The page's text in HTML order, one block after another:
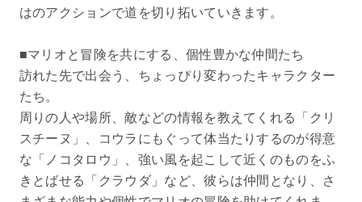
はのアクションで道を切り拓いていきます。
■マリオと冒険を共にする、個性豊かな仲間たち
訪れた先で出会う、ちょっぴり変わったキャラクター
たち。
周りの人や場所、敵などの情報を教えてくれる「クリ
スチーヌ」、コウラにもぐって体当たりするのが得意
な「ノコタロウ」、強い風を起こして近くのものをふ
きとばせる「クラウダ」など、彼らは仲間となり、さ